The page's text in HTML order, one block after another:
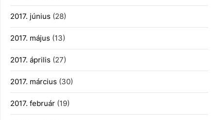
2017. június (28)
2017. május (13)
2017. április (27)
2017. március (30)
2017. február (19)